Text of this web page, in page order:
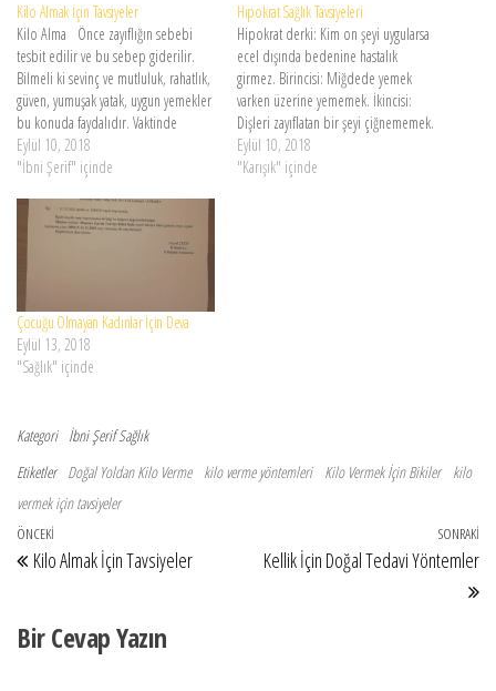
Kilo Almak İçin Tavsiyeler
Kilo Alma Önce zayıflığın sebebi
tesbit edilir ve bu sebep giderilir.
Bilmeli ki sevinç ve mutluluk, rahatlık,
güven, yumuşak yatak, uygun yemekler
bu konuda faydalıdır. Vaktinde
hamama gitmek, herîse yemek, sütlü
pirinç, kuzu kebabı, kaz ve tavuk eti
Ak nohut alınır, süt içinde…
Eylül 10, 2018
"İbni Şerif" içinde
Hipokrat Sağlık Tavsiyeleri
Hipokrat derki: Kim on şeyi uygularsa
ecel dışında bedenine hastalık
girmez. Birincisi: Miğdede yemek
varken üzerine yememek. İkincisi:
Dişleri zayıflatan bir şeyi çiğnememek.
Çünkü onu çiğnemek mideni
zayıflatır. Üçüncüsü: Haftada iki kere
Eylül 10, 2018
"Karışık" içinde
Çocuğu Olmayan Kadınlar İçin Deva
Eylül 13, 2018
"Sağlık" içinde
Kategori İbni ŞerifSağlık
Etiketler Doğal Yoldan Kilo Verme kilo verme yöntemleri Kilo Vermek İçin Bikiler
kilo
vermek için tavsiyeler
Yazı gezinmesi
Önceki Yazı
ÖNCEKI
Kilo Almak İçin Tavsiyeler
SONRAKI
Kellik İçin Doğal Tedavi Yöntemler
Bir Cevap Yazın